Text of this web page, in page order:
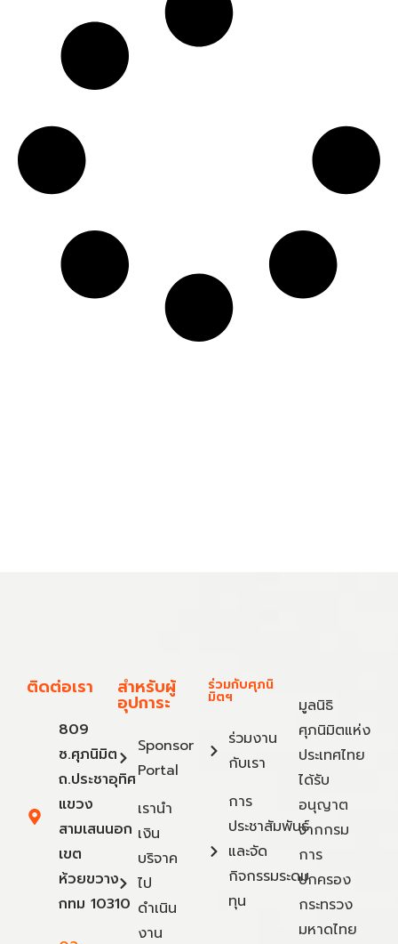
ติดต่อเรา
809
ซ.ศุภนิมิต
ถ.ประชาอุทิศ
แขวง
สามเสนนอก
เขต
ห้วยขวาง
กทม 10310
สำหรับผู้
อุปการะ
Sponsor
Portal
เรานำ
เงิน
บริจาค
ไป
ดำเนิน
งาน
ร่วมกับศุภนิ
มิตฯ
ร่วมงาน
กับเรา
การ
ประชาสัมพันธ์
และจัด
กิจกรรมระดม
ทุน
มูลนิธิ
ศุภนิมิตแห่ง
ประเทศไทย
ได้รับ
อนุญาต
จากกรม
การ
ปกครอง
กระทรวง
มหาดไทย